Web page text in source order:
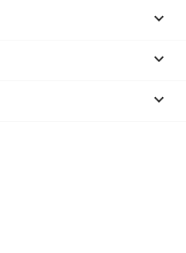


keyboard_arrow_down